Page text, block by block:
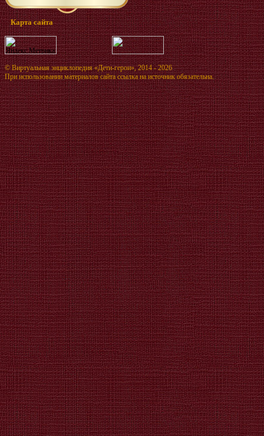
Карта сайта
©Виртуальная энциклопедия «Дети-герои», 2014 - 2026
При использовании материалов сайта ссылка на источник обязательна.